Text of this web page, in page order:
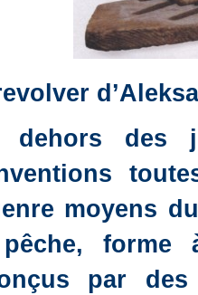
dehors des
moyens
forme
par